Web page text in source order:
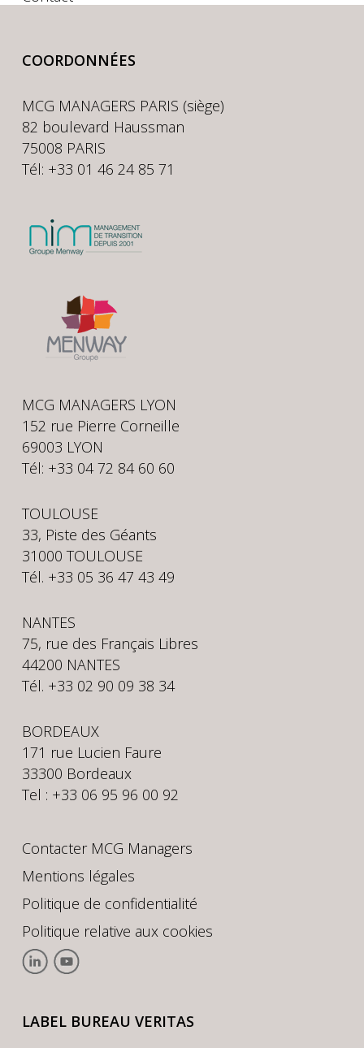
COORDONNÉES
MCG MANAGERS PARIS (siège)
82 boulevard Haussman
75008 PARIS
Tél: +33 01 46 24 85 71
MCG MANAGERS LYON
152 rue Pierre Corneille
69003 LYON
Tél: +33 04 72 84 60 60
TOULOUSE
33, Piste des Géants
31000 TOULOUSE
Tél. +33 05 36 47 43 49
NANTES
75, rue des Français Libres
44200 NANTES
Tél. +33 02 90 09 38 34
BORDEAUX
171 rue Lucien Faure
33300 Bordeaux
Tel : +33 06 95 96 00 92
Contacter MCG Managers
Mentions légales
Politique de confidentialité
Politique relative aux cookies
LABEL BUREAU VERITAS